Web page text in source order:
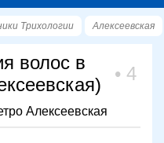
Трихологии Алексеевская
волос в
4
Алексеевская